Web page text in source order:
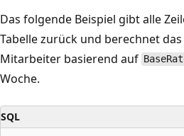
Das folgende Beispiel gibt alle
Tabelle zurück und berechnet
Mitarbeiter basierend auf
Woche.
SQL